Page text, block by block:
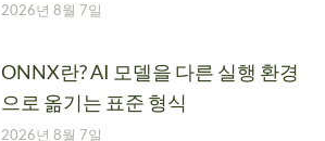
2026년 8월 7일
ONNX란? AI 모델을 다른 실행 환경
으로 옮기는 표준 형식
2026년 8월 7일